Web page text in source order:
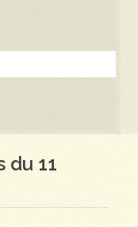
du 11